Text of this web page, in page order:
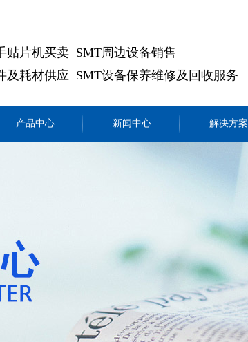
贴片机买卖 SMT周边设备销售
及耗材供应 SMT设备保养维修及回收服务
产品中心 新闻中心 解决方案